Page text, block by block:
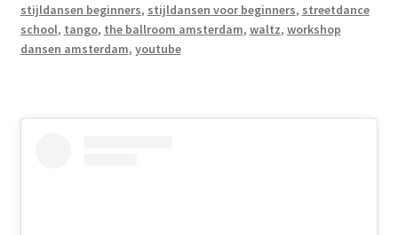
stijldansen beginners, stijldansen voor beginners, streetdance
school, tango, the ballroom amsterdam, waltz, workshop
dansen amsterdam, youtube